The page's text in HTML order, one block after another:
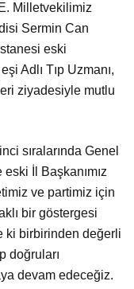
E. Milletvekilimiz
Sermin Can
eski
Adlı Tıp Uzmanı,
ziyadesiyle mutlu
sıralarında Genel
İl Başkanımız
ve partimiz için
bir göstergesi
ki birbirinden değerli
doğruları
devam edeceğiz.